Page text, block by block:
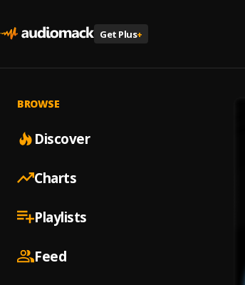
Get Plus+
BROWSE
Discover
Charts
Playlists
Feed